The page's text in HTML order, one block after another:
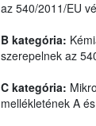
az 540/2011/EU
B kategória:
szerepelnek az
C kategória:
mellékletének A